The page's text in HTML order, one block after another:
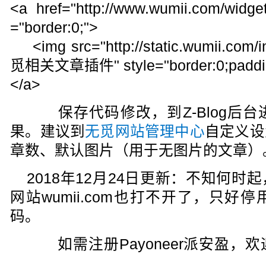
<a href="http://www.wumii.com/
="border:0;">
<img src="http://static.wumii.com/
觅相关文章插件"
</a>
保存代码修改，到Z-Blog后台
果。建议到 无觅网站管理中心自定义
章数、默认图片（用于无图片的文章）
2018年12月24日更新：不知何时
网站wumii.com也打不开了，只好停
码。
如需注册Payoneer派安盈，欢